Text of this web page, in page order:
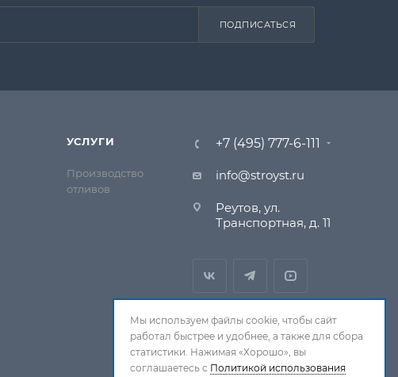
ПОДПИСАТЬСЯ
УСЛУГИ
Производство
отливов
+7 (495) 777-6-111
info@stroyst.ru
Реутов, ул.
Транспортная, д. 11
Мы используем файлы cookie, чтобы сайт
работал быстрее и удобнее, а также для сбора
статистики. Нажимая «Хорошо», вы
соглашаетесь с Политикой использования